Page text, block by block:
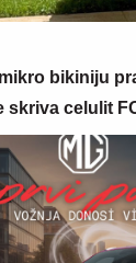
bikiniju
skriva celulit